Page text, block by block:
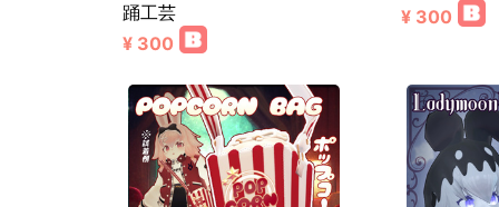
踊工芸
¥ 300
¥ 300